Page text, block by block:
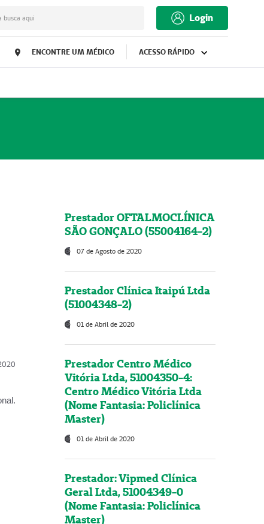
busca aqui Login
ENCONTRE UM MÉDICO ACESSO RÁPIDO
Prestador OFTALMOCLÍNICA
SÃO GONÇALO (55004164-2)
07 de Agosto de 2020
Prestador Clínica Itaipú Ltda
(51004348-2)
01 de Abril de 2020
Prestador Centro Médico
Vitória Ltda, 51004350-4:
Centro Médico Vitória Ltda
(Nome Fantasia: Policlínica
Master)
01 de Abril de 2020
Prestador: Vipmed Clínica
Geral Ltda, 51004349-0
(Nome Fantasia: Policlínica
Master)